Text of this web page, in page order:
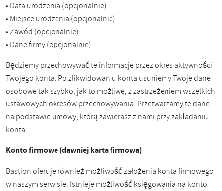
• Data urodzenia (opcjonalnie)
• Miejsce urodzenia (opcjonalnie)
• Zawód (opcjonalnie)
• Dane firmy (opcjonalnie)
Będziemy przechowywać te informacje przez okres aktywności
Twojego konta. Po zlikwidowaniu konta usuniemy Twoje dane
osobowe tak szybko, jak to możliwe, z zastrzeżeniem wszelkich
ustawowych okresów przechowywania. Przetwarzamy te dane
na podstawie umowy, którą zawierasz z nami przy zakładaniu
konta.
Konto firmowe (dawniej karta firmowa)
Bastion oferuje również możliwość założenia konta firmowego
w naszym serwisie. Istnieje możliwość księgowania na konto